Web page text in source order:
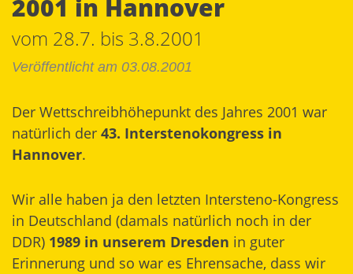
2001 in Hannover
vom 28.7. bis 3.8.2001
Veröffentlicht am 03.08.2001
Der Wettschreibhöhepunkt des Jahres 2001 war
natürlich der 43. Interstenokongress in
Hannover.
Wir alle haben ja den letzten Intersteno-Kongress
in Deutschland (damals natürlich noch in der
DDR) 1989 in unserem Dresden in guter
Erinnerung und so war es Ehrensache, dass wir